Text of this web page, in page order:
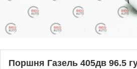
Поршня Газель 405дв 96.5